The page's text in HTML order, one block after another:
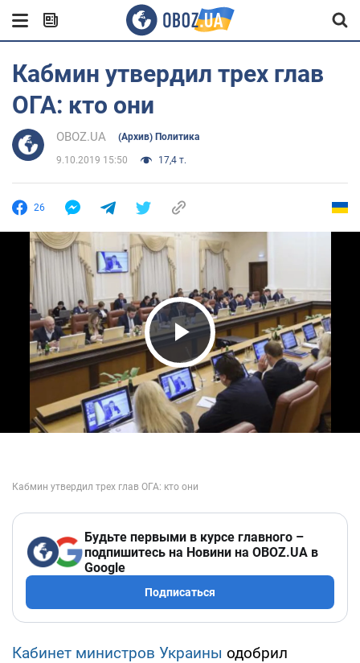
Кабмин утвердил трех глав
ОГА: кто они
OBOZ.UA (Архив) Политика
9.10.2019 15:50 17,4 т.
26
Play Video
Будьте первыми в курсе главного –
подпишитесь на Новини на OBOZ.UA в
Google
Подписаться
Кабинет министров Украины одобрил